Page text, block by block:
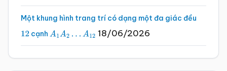
Một khung hình trang trí có dạng một đa giác đều
12 cạnh A1A2…A 12 18/06/2026